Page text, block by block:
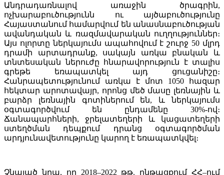
Անդրադառնալով առաջին ծրագրին,
ոչխարաբուծությունն ու այծաբուծությունը
Հայաստանում համարվում են անասնաբուծության
ավանդական և ռազմավարական ուղղություններ։
Այս ոլորտը ներկայումս ապահովում է շուրջ 50 մլրդ
դրամի արտադրանք, սակայն առկա բնական և
տնտեսական ներուժը հնարավորություն է տալիս
գրեթե եռապատկել այդ ցուցանիշը։
Հանրապետությունում առկա է մոտ 1050 հազար
հեկտար արոտավայր, որոնց մեծ մասը լեռնային և
բարձր լեռնային գոտիներում են, և ներկայումս
օգտագործվում են ընդամենը 30%-ով։
Ճանապարհների, ջրելատեղերի և կացատեղերի
ստեղծման դեպքում դրանց օգտագործման
արդյունավետությունը կարող է եռապատկվել։
Չնայած նրա, որ 2018–2022 թթ. ընթացքում ՀՀ–ում